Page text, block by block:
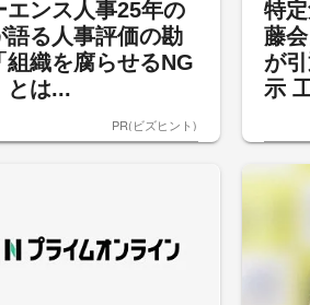
エンス人事25年の
語る人事評価の勘
組織を腐らせるNG
とは...
PR(ビズヒント)
特
藤
が
示